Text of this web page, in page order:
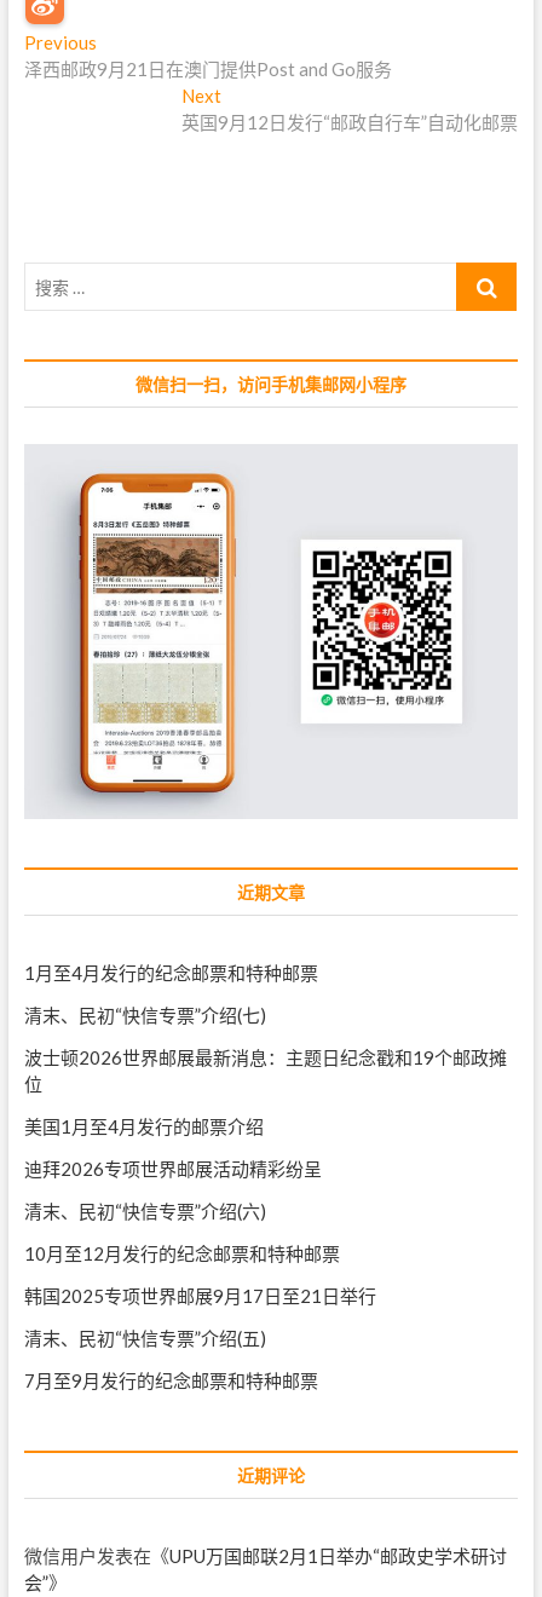
文
章
Previous
r
s
:
泽西邮政9月21日在澳门提供Post and Go服务
Next
e
:
英国9月12日发行“邮政自行车”自动化邮票
微信扫一扫，访问手机集邮网小程序
近期文章
1月至4月发行的纪念邮票和特种邮票
清末、民初“快信专票”介绍(七)
波士顿2026世界邮展最新消息：主题日纪念戳和19个邮政摊
位
美国1月至4月发行的邮票介绍
迪拜2026专项世界邮展活动精彩纷呈
清末、民初“快信专票”介绍(六)
10月至12月发行的纪念邮票和特种邮票
韩国2025专项世界邮展9月17日至21日举行
清末、民初“快信专票”介绍(五)
7月至9月发行的纪念邮票和特种邮票
近期评论
微信用户发表在《UPU万国邮联2月1日举办“邮政史学术研讨
会”》